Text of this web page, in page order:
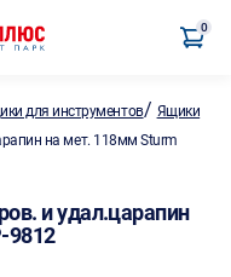
0
для инструментов/ Ящики
на мет. 118мм Sturm
и удал.царапин
9812